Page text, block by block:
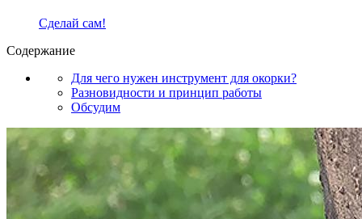
Сделай сам!
Содержание
Для чего нужен инструмент для окорки?
Разновидности и принцип работы
Обсудим